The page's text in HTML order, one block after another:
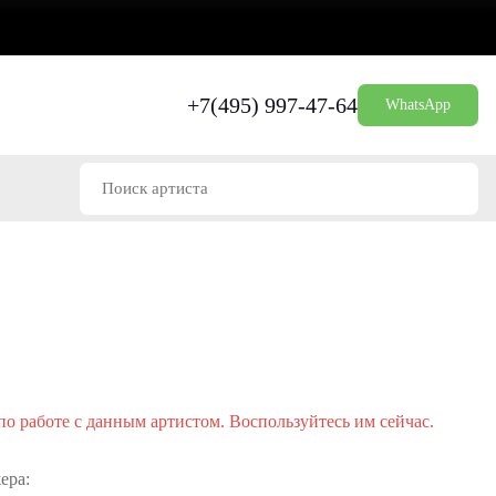
+7(495) 997-47-64 WhatsApp
работе с данным артистом. Воспользуйтесь им сейчас.